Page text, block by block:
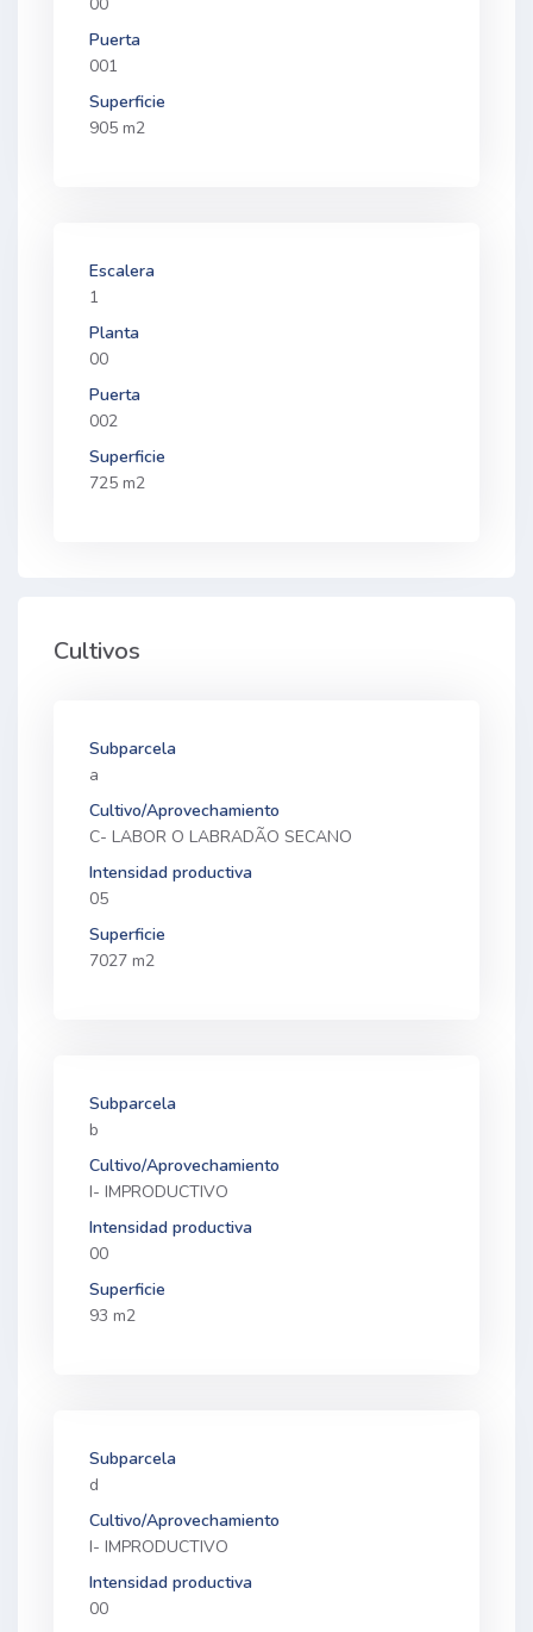
Puerta
001
Superficie
905 m2
Escalera
1
Planta
00
Puerta
002
Superficie
725 m2
Cultivos
Subparcela
a
Cultivo/Aprovechamiento
C- LABOR O LABRADÃO SECANO
Intensidad productiva
05
Superficie
7027 m2
Subparcela
b
Cultivo/Aprovechamiento
I- IMPRODUCTIVO
Intensidad productiva
00
Superficie
93 m2
Subparcela
d
Cultivo/Aprovechamiento
I- IMPRODUCTIVO
Intensidad productiva
00